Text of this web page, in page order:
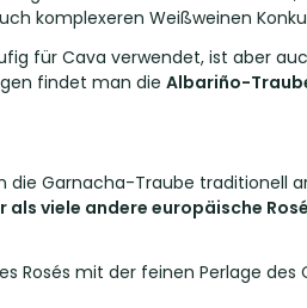
komplexeren Weißweinen
für Cava verwendet, ist aber
findet man die Albariño-
die Garnacha-Traube traditionell
als viele andere europäische
Rosés mit der feinen Perlage des